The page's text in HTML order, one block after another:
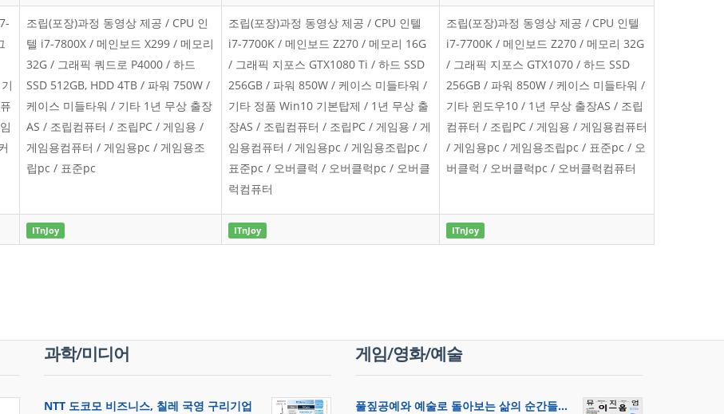
조립(포장)과정 동영상 제공 / CPU 인
텔 i7-7800X / 메인보드 X299 / 메모리
32G / 그래픽 쿼드로 P4000 / 하드
SSD 512GB, HDD 4TB / 파워 750W /
케이스 미들타워 / 기타 1년 무상 출장
AS / 조립컴퓨터 / 조립PC / 게임용 /
게임용컴퓨터 / 게임용pc / 게임용조
립pc / 표준pc
조립(포장)과정 동영상 제공 / CPU 인텔
i7-7700K / 메인보드 Z270 / 메모리 16G
/ 그래픽 지포스 GTX1080 Ti / 하드 SSD
256GB / 파워 850W / 케이스 미들타워 /
기타 정품 Win10 기본탑제 / 1년 무상 출
장AS / 조립컴퓨터 / 조립PC / 게임용 / 게
임용컴퓨터 / 게임용pc / 게임용조립pc /
표준pc / 오버클럭 / 오버클럭pc / 오버클
럭컴퓨터
조립(포장)과정 동영상 제공 / CPU 인텔
i7-7700K / 메인보드 Z270 / 메모리 32G
/ 그래픽 지포스 GTX1070 / 하드 SSD
256GB / 파워 850W / 케이스 미들타워 /
기타 윈도우10 / 1년 무상 출장AS / 조립
컴퓨터 / 조립PC / 게임용 / 게임용컴퓨터
/ 게임용pc / 게임용조립pc / 표준pc / 오
버클럭 / 오버클럭pc / 오버클럭컴퓨터
ITnJoy ITnJoy ITnJoy
과학/미디어
NTT 도코모 비즈니스, 칠레 국영 구리기업
게임/영화/예술
풀짚공예와 예술로 돌아보는 삶의 순간들…